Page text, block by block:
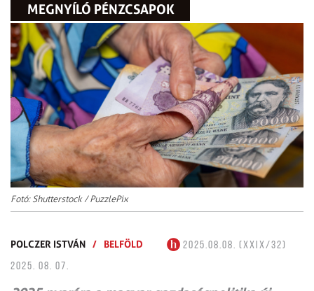
MEGNYÍLÓ PÉNZCSAPOK
Fotó: Shutterstock / PuzzlePix
POLCZER ISTVÁN / BELFÖLD
2025.08.08. (XXIX/32)
2025. 08. 07.